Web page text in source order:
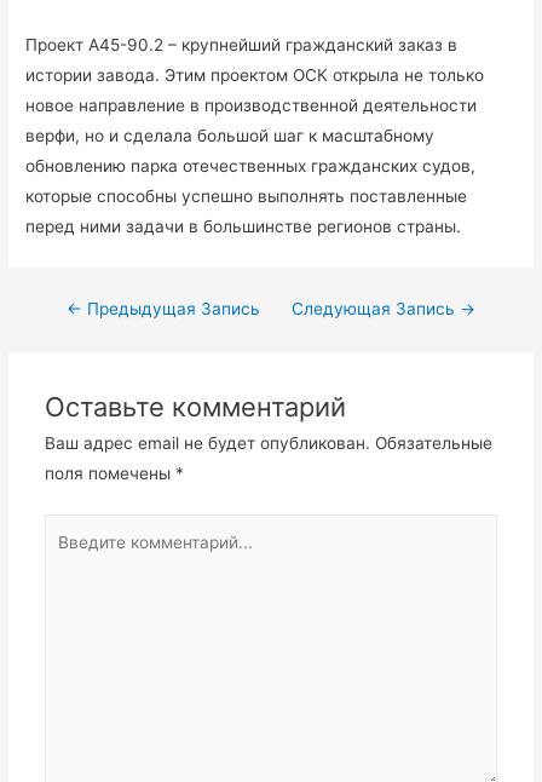
Проект А45-90.2 – крупнейший гражданский заказ в
истории завода. Этим проектом ОСК открыла не только
новое направление в производственной деятельности
верфи, но и сделала большой шаг к масштабному
обновлению парка отечественных гражданских судов,
которые способны успешно выполнять поставленные
перед ними задачи в большинстве регионов страны.
Навигация
← Предыдущая Запись Следующая Запись →
Оставьте комментарий
Ваш адрес email не будет опубликован. Обязательные
поля помечены *